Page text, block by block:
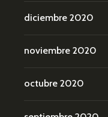
diciembre 2020
noviembre 2020
octubre 2020